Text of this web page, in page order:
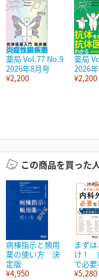
薬局 Vol.77 No.9
2026年8月号
¥2,200
薬局
2026
¥2,200
この商品を買った
病棟指示と頻用
薬の使い方 決
定版
¥4,950
まず
け！
で必
¥5,280